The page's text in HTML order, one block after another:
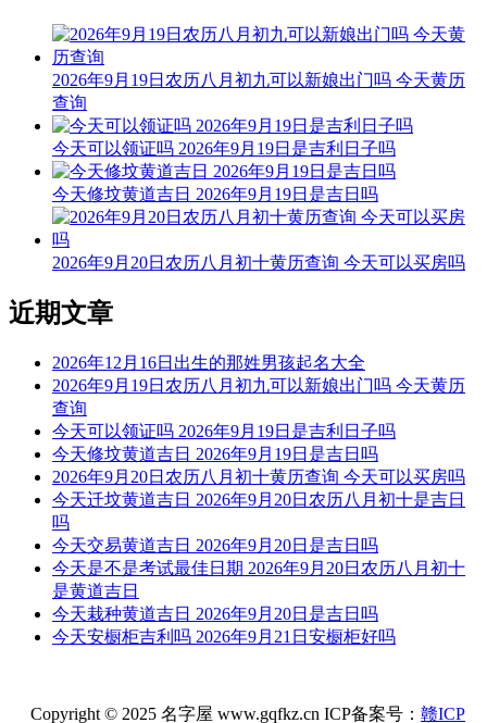
诗云：
执日威仪总等权，得遇之星出大贤；捉贼擒盗马到成，入宅进
火亦安太。
结婚嫁娶宜慎用，见官词讼可为吉；开山放水有阻碍，参看时
通至有益。
财神：正东 月名：季夏 太岁位：正南
阳贵神：正南 月相：宵月 岁破位：正北
阴贵神：东北 物候：腐草为萤 犯太岁：马,鼠,牛,兔
喜神：西北 月令：乙未 日禄：申命互禄 癸命进禄
今天不可以开业
根据该日的黄历信息分析可得，2026年7月25日为黑道日，就
民间说法来看，黑道日不利行事，若这一日开业，可能会有不
好的影响， 但黑道日并不是完全忌讳开业，若怕带来不好的
影响，云玥取名网请您可以另选个黄道吉日进行哦。
每日五行穿衣指南
【大吉色】绿色、青色、青绿、翠绿
被今天五行生。寓意容易得到贵人的帮助，事事顺心如意。人
缘和异性缘也会变得非常好，对身边的人来说显得格外有魅
力。可以借助五行的影响，充分发挥自己的才能。
与今天五行同。寓意幸运眷顾，做事顺利，有助于合作和谈判
2026年9月19日农历八月初九可以新娘出门吗 今天黄历
查询
今天可以领证吗 2026年9月19日是吉利日子吗
今天修坟黄道吉日 2026年9月19日是吉日吗
2026年9月20日农历八月初十黄历查询 今天可以买房吗
近期文章
2026年12月16日出生的那姓男孩起名大全
2026年9月19日农历八月初九可以新娘出门吗 今天黄历
查询
今天可以领证吗 2026年9月19日是吉利日子吗
今天修坟黄道吉日 2026年9月19日是吉日吗
2026年9月20日农历八月初十黄历查询 今天可以买房吗
今天迁坟黄道吉日 2026年9月20日农历八月初十是吉日
吗
今天交易黄道吉日 2026年9月20日是吉日吗
今天是不是考试最佳日期 2026年9月20日农历八月初十
是黄道吉日
今天栽种黄道吉日 2026年9月20日是吉日吗
今天安橱柜吉利吗 2026年9月21日安橱柜好吗
Copyright © 2025 名字屋 www.gqfkz.cn ICP备案号： 赣ICP